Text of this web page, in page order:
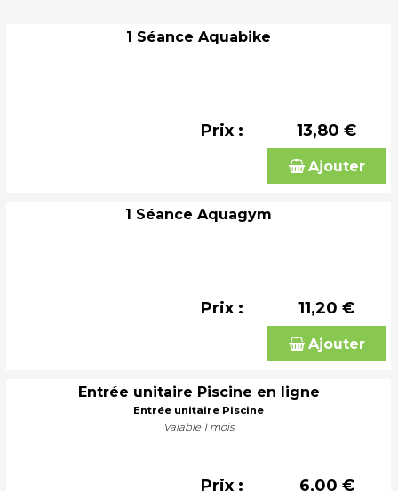
1 Séance Aquabike
Prix : 13,80 €
Ajouter
1 Séance Aquagym
Prix : 11,20 €
Ajouter
Entrée unitaire Piscine en ligne
Entrée unitaire Piscine
Valable 1 mois
Prix : 6,00 €